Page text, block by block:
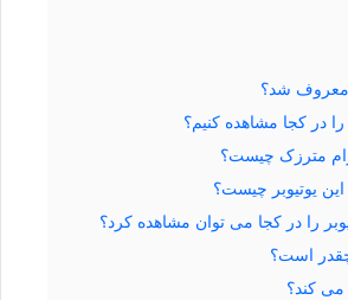
معروف شد؟
در کجا مشاهده کنیم؟
مترزک چیست؟
یوتیوبر چیست؟
را در کجا می توان مشاهده کرد؟
چقدر است؟
کند؟